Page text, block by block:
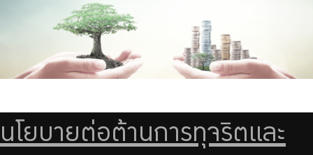
เกี่ยวกับ กบข.
ลงทุน
การบริหารความเสี่ยง
รายงานผลการดำเนินงาน
นโยบายต่อต้านการทุจริตและ